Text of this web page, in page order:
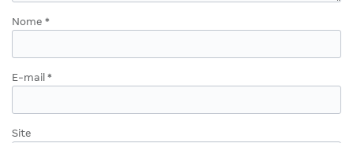
Nome *
E-mail *
Site